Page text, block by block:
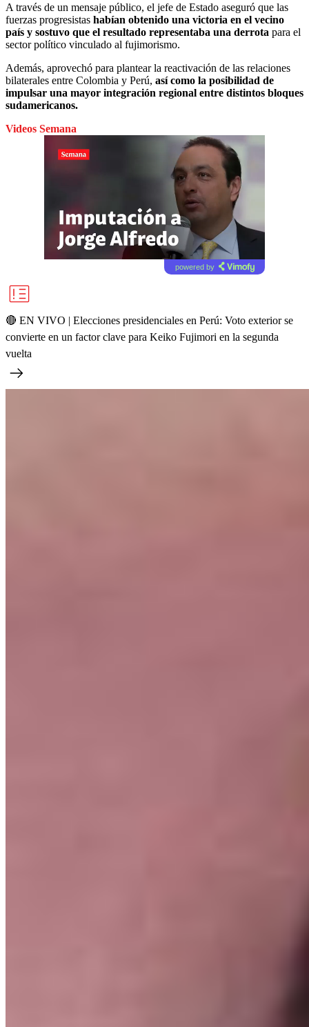
A través de un mensaje público, el jefe de Estado aseguró que las
fuerzas progresistas habían obtenido una victoria en el vecino
país y sostuvo que el resultado representaba una derrota para el
sector político vinculado al fujimorismo.
Además, aprovechó para plantear la reactivación de las relaciones
bilaterales entre Colombia y Perú, así como la posibilidad de
impulsar una mayor integración regional entre distintos bloques
sudamericanos.
Videos Semana
powered by
🔴 EN VIVO | Elecciones presidenciales en Perú: Voto exterior se
convierte en un factor clave para Keiko Fujimori en la segunda
vuelta